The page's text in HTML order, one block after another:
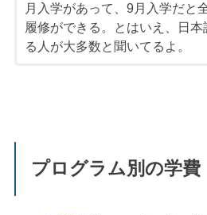
月入学があって、9月入学だと
履修ができる。とはいえ、日本
る人が大多数と聞いてるよ。
プログラム別の学費